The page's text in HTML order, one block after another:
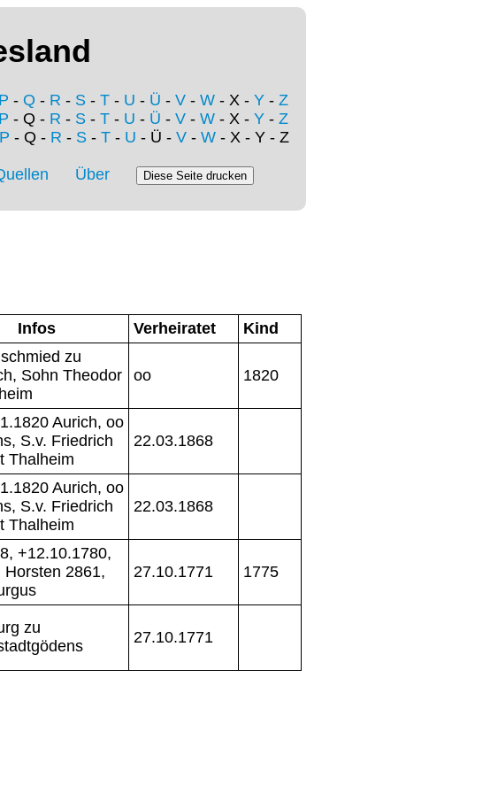
P - Q - R - S - T - U - Ü - V - W - X - Y - Z
P - Q - R - S - T - U - Ü - V - W - X - Y - Z
P - Q - R - S- T- U - Ü - V- W- X - Y - Z
Über
Infos Verheiratet Kind
zu
Sohn Theodor
oo 1820
Aurich, oo
S.v. Friedrich
Thalheim
22.03.1868
Aurich, oo
S.v. Friedrich
Thalheim
22.03.1868
+12.10.1780,
Horsten 2861,
27.10.1771 1775
zu
27.10.1771